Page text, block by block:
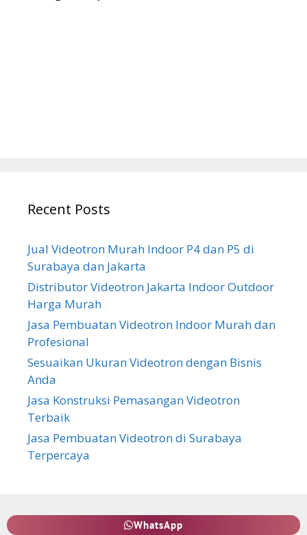
Recent Posts
Jual Videotron Murah Indoor P4 dan P5 di
Surabaya dan Jakarta
Distributor Videotron Jakarta Indoor Outdoor
Harga Murah
Jasa Pembuatan Videotron Indoor Murah dan
Profesional
Sesuaikan Ukuran Videotron dengan Bisnis
Anda
Jasa Konstruksi Pemasangan Videotron
Terbaik
Jasa Pembuatan Videotron di Surabaya
Terpercaya
WhatsApp